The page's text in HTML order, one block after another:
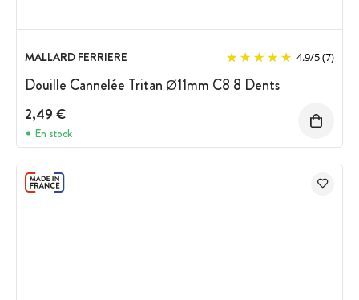
MALLARD FERRIERE 4.9/5(7)
Douille Cannelée Tritan Ø11mm C8 8 Dents
2,49 €
En stock